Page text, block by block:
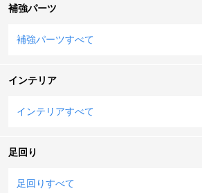
補強パーツ
補強パーツすべて
インテリア
インテリアすべて
足回り
足回りすべて